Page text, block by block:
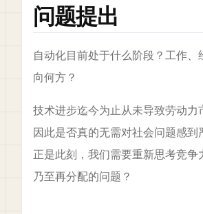
问题提出
自动化目前处于什么阶段？工作、
向何方？
技术进步迄今为止从未导致劳动力
因此是否真的无需对社会问题感到
正是此刻，我们需要重新思考竞争
乃至再分配的问题？